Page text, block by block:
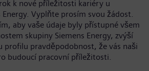
k nové příležitosti kariéry u
Energy. Vyplňte prosím svou žádost.
aby vaše údaje byly přístupné všem
skupiny Siemens Energy, zvýší
profilu pravděpodobnost, že vás naši
budoucí pracovní příležitosti.